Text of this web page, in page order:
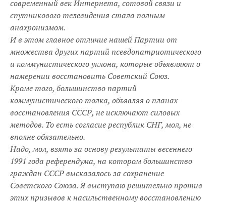
современный век Интернета, сотовой связи и
спутникового телевидения стала полным
анахронизмом.
И в этом главное отличие нашей Партии от
множества других партий псевдопатриотического
и коммунистического уклона, которые объявляют о
намерении восстановить Советский Союз.
Кроме того, большинство партий
коммунистического толка, объявляя о планах
восстановления СССР, не исключают силовых
методов. То есть согласие республик СНГ, мол, не
вполне обязательно.
Надо, мол, взять за основу результаты весеннего
1991 года референдума, на котором большинство
граждан СССР высказалось за сохранение
Советского Союза. Я выступаю решительно против
этих призывов к насильственному восстановлению